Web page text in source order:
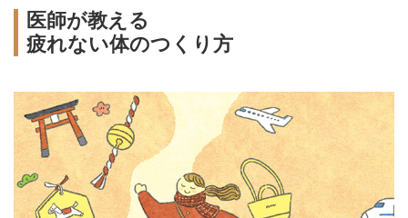
医師が教える
疲れない体のつくり方